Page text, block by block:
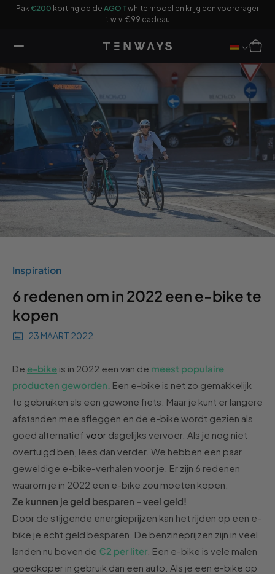
Pak€200 korting op de AGO Twhite model en krijg een voordrager
t.w.v. €99 cadeau
Inspiration
6 redenen om in 2022 een e-bike te
kopen
23 MAART 2022
De e-bike is in 2022 een van de meest populaire
producten geworden. Een e-bike is net zo gemakkelijk
te gebruiken als een gewone fiets. Maar je kunt er langere
afstanden mee afleggen en de e-bike wordt gezien als
goed alternatief voor dagelijks vervoer. Als je nog niet
overtuigd ben, lees dan verder. We hebben een paar
geweldige e-bike-verhalen voor je. Er zijn 6 redenen
waarom je in 2022 een e-bike zou moeten kopen.
Ze kunnen je geld besparen - veel geld!
Door de stijgende energieprijzen kan het rijden op een e-
bike je echt geld besparen. De benzineprijzen zijn in veel
landen nu boven de €2 per liter . Een e-bike is vele malen
goedkoper in gebruik dan een auto. Als je een e-bike op